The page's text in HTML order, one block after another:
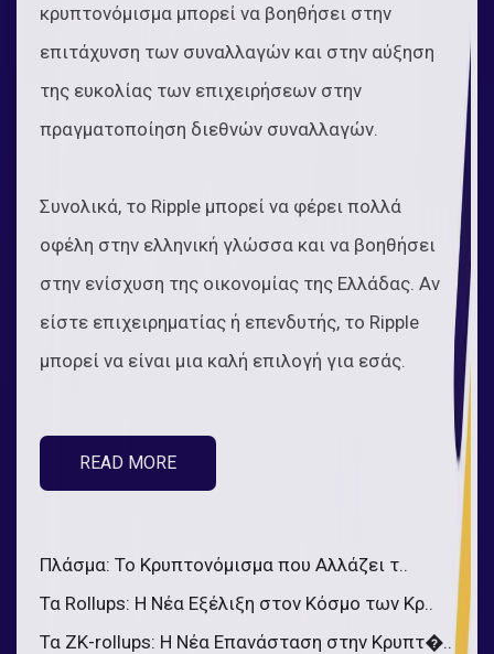
κρυπτονόμισμα μπορεί να βοηθήσει στην
επιτάχυνση των συναλλαγών και στην αύξηση
της ευκολίας των επιχειρήσεων στην
πραγματοποίηση διεθνών συναλλαγών.
Συνολικά, το Ripple μπορεί να φέρει πολλά
οφέλη στην ελληνική γλώσσα και να βοηθήσει
στην ενίσχυση της οικονομίας της Ελλάδας. Αν
είστε επιχειρηματίας ή επενδυτής, το Ripple
μπορεί να είναι μια καλή επιλογή για εσάς.
READ MORE
Πλάσμα: Το Κρυπτονόμισμα που Αλλάζει τ..
Τα Rollups: Η Νέα Εξέλιξη στον Κόσμο των Κρ..
Τα ΖΚ-rollups: Η Νέα Επανάσταση στην Κρυπτ�..